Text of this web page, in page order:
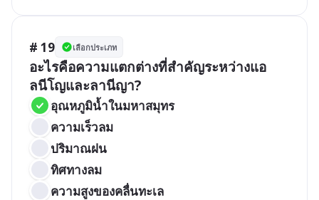
# 19 เลือกประเภท
อะไรคือความแตกต่างที่สำคัญระหว่างแอ
ลนีโญและลานีญา?
อุณหภูมิน้ำในมหาสมุทร
ความเร็วลม
ปริมาณฝน
ทิศทางลม
ความสูงของคลื่นทะเล